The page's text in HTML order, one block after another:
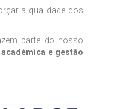
a qualidade dos
parte do nosso
e gestão